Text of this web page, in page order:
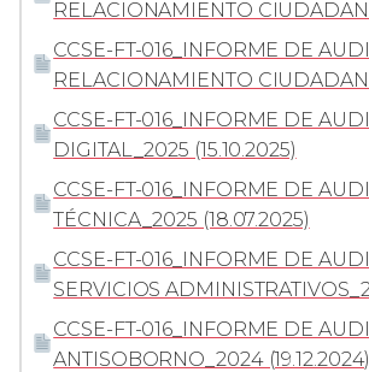
RELACIONAMIENTO
CCSE-FT-016_INFORME DE
RELACIONAMIENTO
CCSE-FT-016_INFORME DE
DIGITAL_2025 (15.10.2025)
CCSE-FT-016_INFORME DE
TÉCNICA_2025 (18.07.2025)
CCSE-FT-016_INFORME DE
SERVICIOS
CCSE-FT-016_INFORME DE
ANTISOBORNO_2024 (19.12.2024)